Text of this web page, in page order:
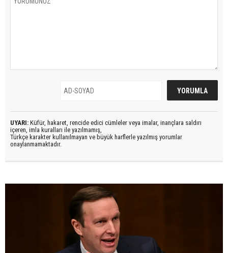
UYARI: Küfür, hakaret, rencide edici cümleler veya imalar, inançlara saldırı
içeren, imla kuralları ile yazılmamış,
Türkçe karakter kullanılmayan ve büyük harflerle yazılmış yorumlar
onaylanmamaktadır.